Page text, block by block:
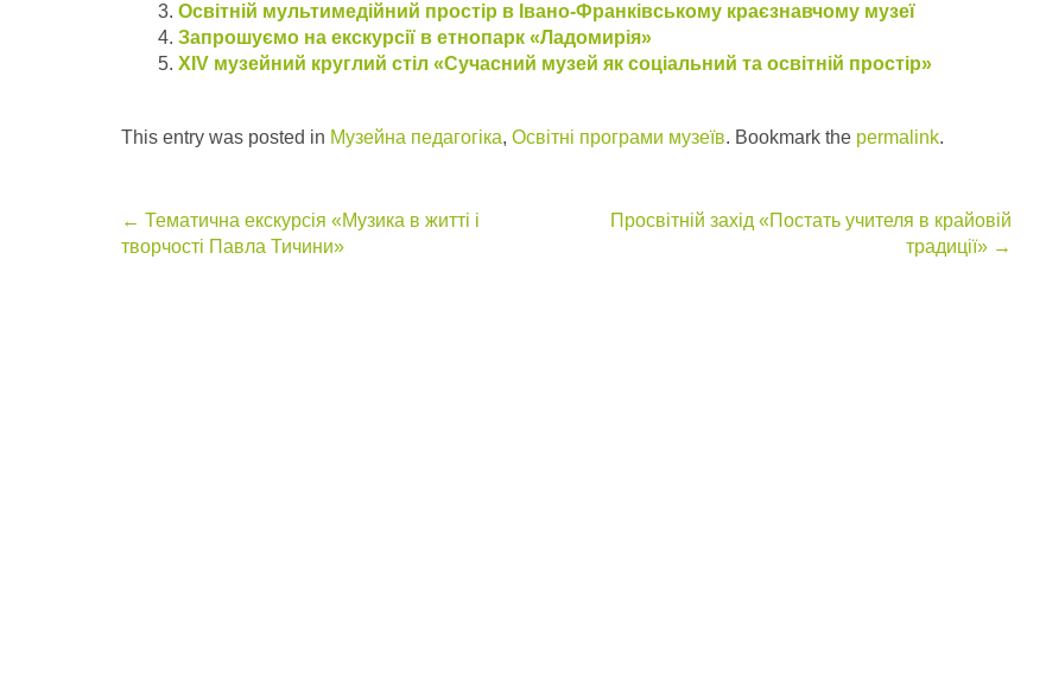
Освітній мультимедійний простір в Івано-Франківському краєзнавчому музеї
Запрошуємо на екскурсії в етнопарк «Ладомирія»
XIV музейний круглий стіл «Сучасний музей як соціальний та освітній простір»
This entry was posted in Музейна педагогіка, Освітні програми музеїв. Bookmark the permalink.
Post
← Тематична екскурсія «Музика в житті і
творчості Павла Тичини»
Просвітній захід «Постать учителя в крайовій
традиції» →